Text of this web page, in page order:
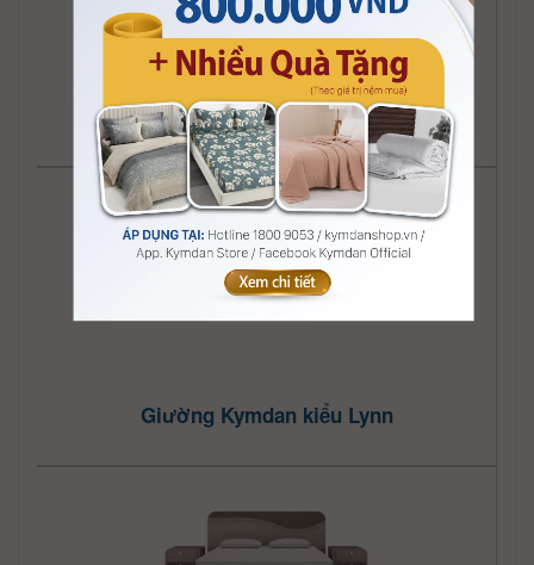
Giường Kymdan kiểu Lucie
Giường Kymdan kiểu Lynn